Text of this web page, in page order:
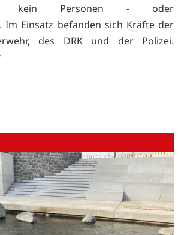
kein Personen - oder
Im Einsatz befanden sich Kräfte der
des DRK und der Polizei.